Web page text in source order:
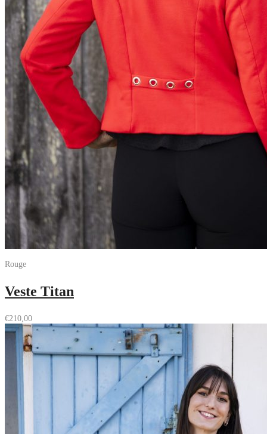
Rouge
Veste Titan
€210,00